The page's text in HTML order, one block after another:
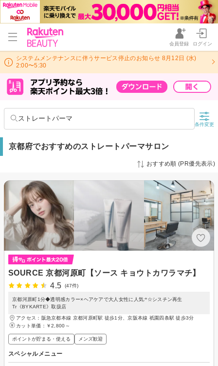
会員登録 ログイン
システムメンテナンスに伴うサービス停止のお知らせ 8月12日 (水)
2:00〜5:30
ストレートパーマ
条件変更
京都府でおすすめのストレートパーマサロン
おすすめ順 (PR優先表示)
SOURCE 京都河原町【ソース キョウトカワラマチ】
4.5
(47件)
京都河原町1分◆透明感カラー×ヘアケアで大人女性に人気:*☆シスチン再生
Tr《BYKARTE》取扱店
アクセス：阪急京都本線 京都河原町駅 徒歩1分、京阪本線 祇園四条駅 徒歩3分
カット単価： ￥2,800～
ポイントが貯まる・使える メンズ歓迎
スペシャルメニュー